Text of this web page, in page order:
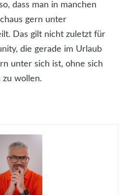
dass man in manchen
gern unter
Das gilt nicht zuletzt für
die gerade im Urlaub
unter sich ist, ohne sich
zu wollen.